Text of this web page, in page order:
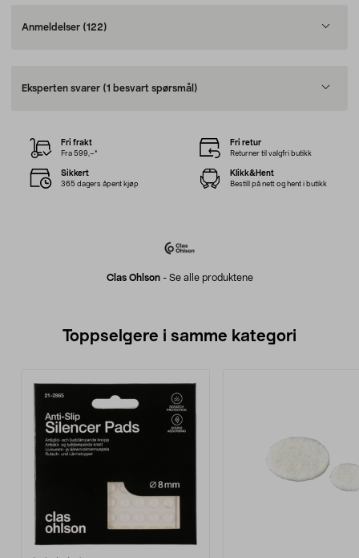
Anmeldelser (122)
Eksperten svarer (1 besvart spørsmål)
Clas Ohlson- Se alle produktene
Fri frakt
Fra 599,–*
Fri retur
Returner til valgfri butikk
Sikkert
365 dagers åpent kjøp
Klikk&Hent
Bestill på nett og hent i butikk
Toppselgere i samme kategori